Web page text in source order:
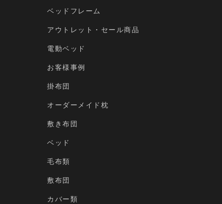
ベッドフレーム
アウトレット・セール商品
電動ベッド
お客様事例
掛布団
オーダーメイド枕
敷き布団
ベッド
毛布類
敷布団
カバー類